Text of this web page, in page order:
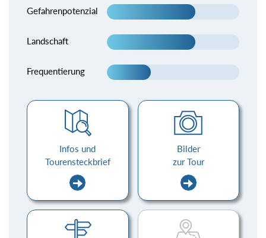
Gefahrenpotenzial
Landschaft
Frequentierung
Infos und
Tourensteckbrief
Bilder
zur Tour